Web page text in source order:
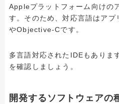
Appleプラットフォーム向けの
す。そのため、対応言語はア
やObjective-Cです。
多言語対応されたIDEもありま
を確認しましょう。
開発するソフトウェアの